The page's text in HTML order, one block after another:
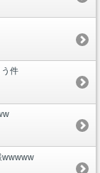
件
wwwww